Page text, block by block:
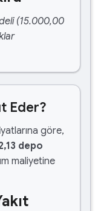
(15.000,00
Eder?
göre,
depo
maliyetine